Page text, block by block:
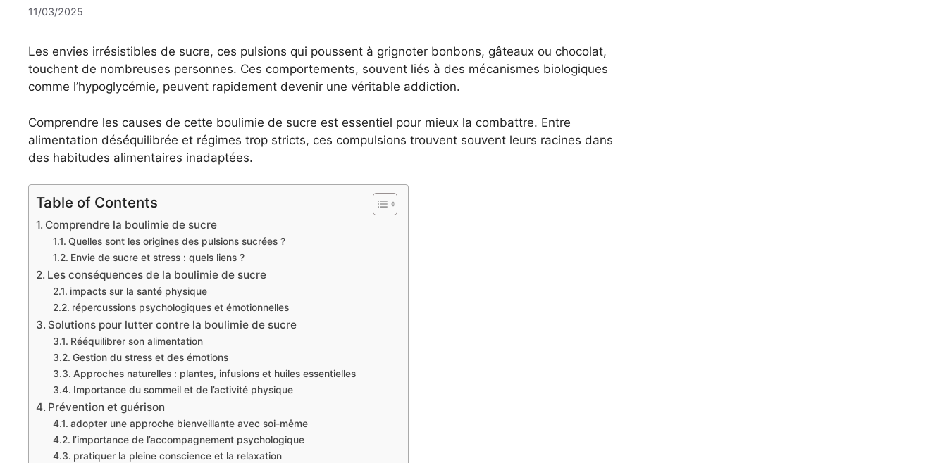
11/03/2025
Les envies irrésistibles de sucre, ces pulsions qui poussent à grignoter bonbons, gâteaux ou chocolat,
touchent de nombreuses personnes. Ces comportements, souvent liés à des mécanismes biologiques
comme l’hypoglycémie, peuvent rapidement devenir une véritable addiction.
Comprendre les causes de cette boulimie de sucre est essentiel pour mieux la combattre. Entre
alimentation déséquilibrée et régimes trop stricts, ces compulsions trouvent souvent leurs racines dans
des habitudes alimentaires inadaptées.
Table of Contents
Comprendre la boulimie de sucre
Quelles sont les origines des pulsions sucrées ?
Envie de sucre et stress : quels liens ?
Les conséquences de la boulimie de sucre
impacts sur la santé physique
répercussions psychologiques et émotionnelles
Solutions pour lutter contre la boulimie de sucre
Rééquilibrer son alimentation
Gestion du stress et des émotions
Approches naturelles : plantes, infusions et huiles essentielles
Importance du sommeil et de l’activité physique
Prévention et guérison
adopter une approche bienveillante avec soi-même
l’importance de l’accompagnement psychologique
pratiquer la pleine conscience et la relaxation